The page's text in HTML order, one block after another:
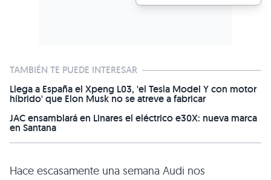
TAMBIÉN TE PUEDE INTERESAR
Llega a España el Xpeng L03, 'el Tesla Model Y con motor
híbrido' que Elon Musk no se atreve a fabricar
JAC ensamblará en Linares el eléctrico e30X: nueva marca
en Santana
Hace escasamente una semana Audi nos